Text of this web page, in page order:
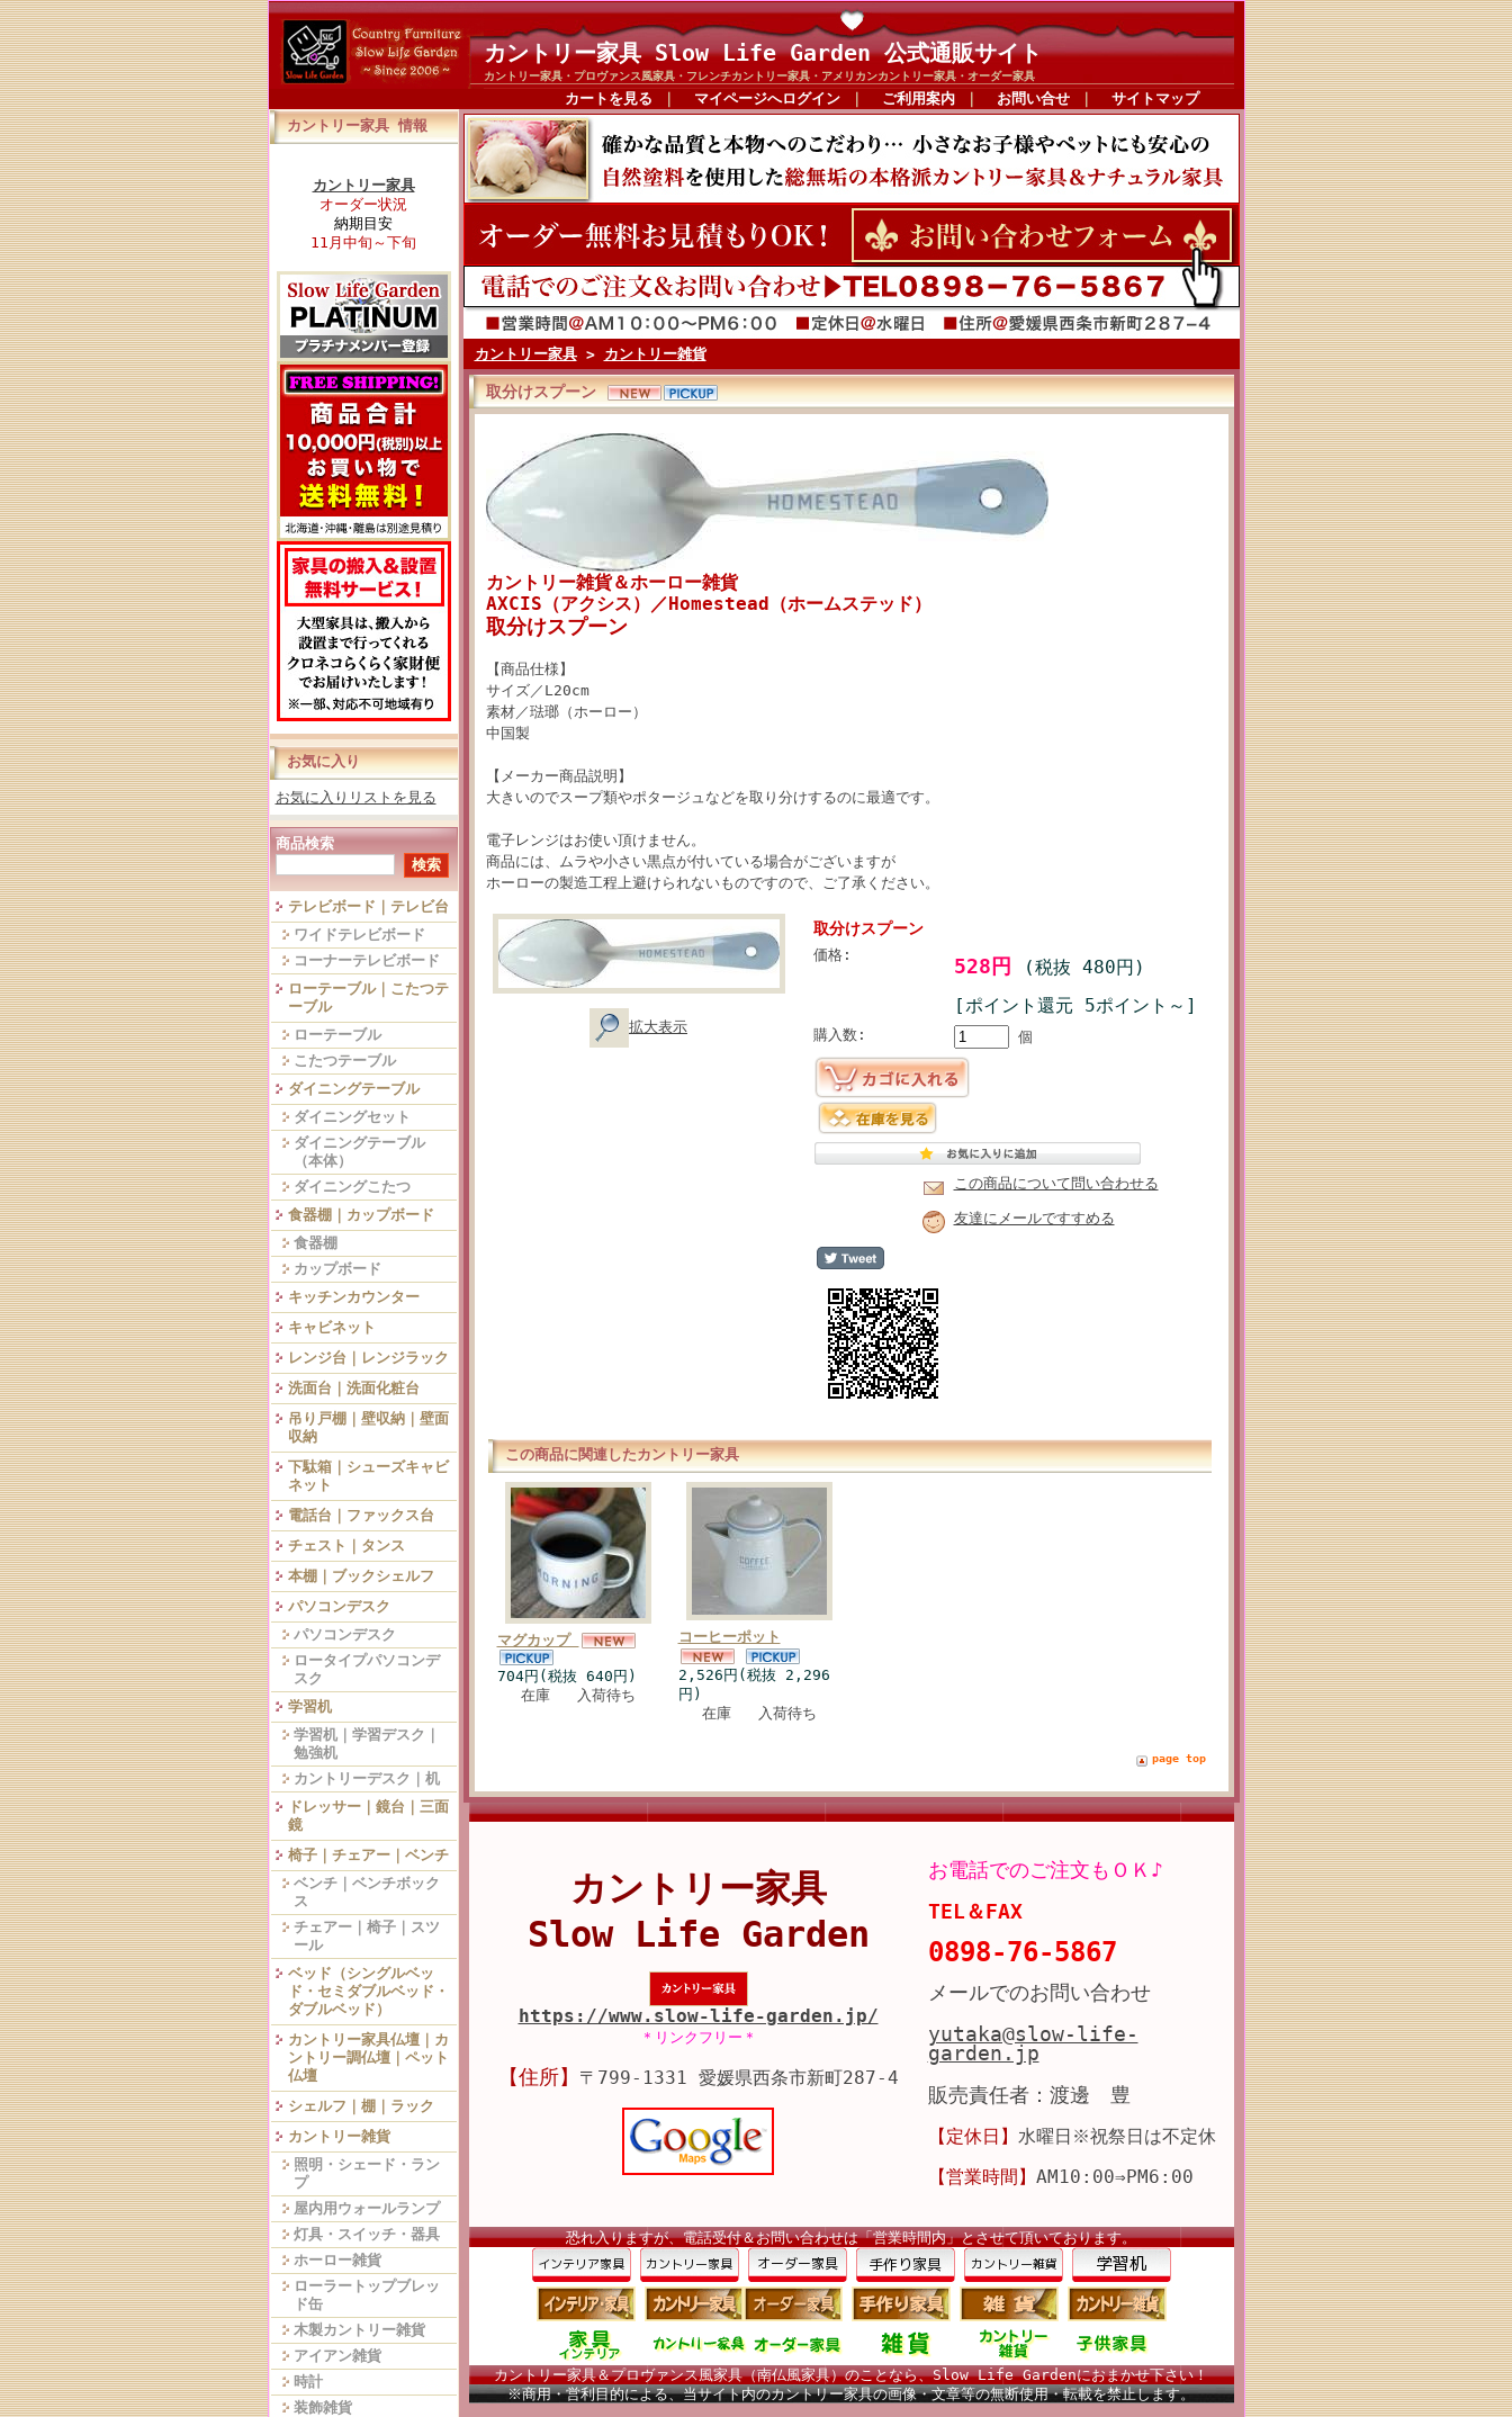
カントリー家具 Slow Life Garden 公式通販サイト
カントリー家具・プロヴァンス風家具・フレンチカントリー家具・アメリカンカントリー家具・オーダー家具
カートを見る マイページへログイン｜ ご利用案内｜ お問い合せ｜
サイトマップ
カントリー家具 情報
カントリー家具
オーダー状況
納期目安
11月中旬～下旬
お気に入り
お気に入りリストを見る
商品検索
テレビボード｜テレビ台
ワイドテレビボード
コーナーテレビボード
ローテーブル｜こたつテ
ーブル
ローテーブル
こたつテーブル
ダイニングテーブル
ダイニングセット
ダイニングテーブル
（本体）
ダイニングこたつ
食器棚｜カップボード
食器棚
カップボード
キッチンカウンター
キャビネット
レンジ台｜レンジラック
洗面台｜洗面化粧台
吊り戸棚｜壁収納｜壁面
収納
下駄箱｜シューズキャビ
ネット
電話台｜ファックス台
チェスト｜タンス
本棚｜ブックシェルフ
パソコンデスク
パソコンデスク
ロータイプパソコンデ
スク
学習机
学習机｜学習デスク｜
勉強机
カントリーデスク｜机
ドレッサー｜鏡台｜三面
鏡
椅子｜チェアー｜ベンチ
ベンチ｜ベンチボック
ス
チェアー｜椅子｜スツ
ール
ベッド（シングルベッ
ド・セミダブルベッド・
ダブルベッド）
カントリー家具仏壇｜カ
ントリー調仏壇｜ペット
仏壇
シェルフ｜棚｜ラック
カントリー雑貨
照明・シェード・ラン
プ
屋内用ウォールランプ
灯具・スイッチ・器具
ホーロー雑貨
ローラートップブレッ
ド缶
木製カントリー雑貨
アイアン雑貨
時計
装飾雑貨
カントリー家具> カントリー雑貨
取分けスプーン
カントリー雑貨＆ホーロー雑貨
AXCIS（アクシス）／Homestead（ホームステッド）
取分けスプーン
【商品仕様】
サイズ／L20cm
素材／琺瑯（ホーロー）
中国製
【メーカー商品説明】
大きいのでスープ類やポタージュなどを取り分けするのに最適です。
電子レンジはお使い頂けません。
商品には、ムラや小さい黒点が付いている場合がございますが
ホーローの製造工程上避けられないものですので、ご了承ください。
拡大表示
取分けスプーン
価格: 528円
(税抜 480円)
[ポイント還元 5ポイント～]
購入数: 個
この商品について問い合わせる
友達にメールですすめる
この商品に関連したカントリー家具
マグカップ
704円(税抜 640円)
在庫 入荷待ち
コーヒーポット
2,526円(税抜 2,296
円)
在庫 入荷待ち
page top
カントリー家具
Slow Life Garden
https://www.slow-life-garden.jp/
＊リンクフリー＊
【住所】 〒799-1331 愛媛県西条市新町287-4
お電話でのご注文もＯＫ♪
TEL＆FAX
0898-76-5867
メールでのお問い合わせ
yutaka@slow-life-
garden.jp
販売責任者：渡邊 豊
【定休日】 水曜日※祝祭日は不定休
【営業時間】 AM10:00⇒PM6:00
恐れ入りますが、電話受付＆お問い合わせは「営業時間内」とさせて頂いております。
カントリー家具＆プロヴァンス風家具（南仏風家具）のことなら、Slow Life Gardenにおまかせ下さい！
※商用・営利目的による、当サイト内のカントリー家具の画像・文章等の無断使用・転載を禁止します。